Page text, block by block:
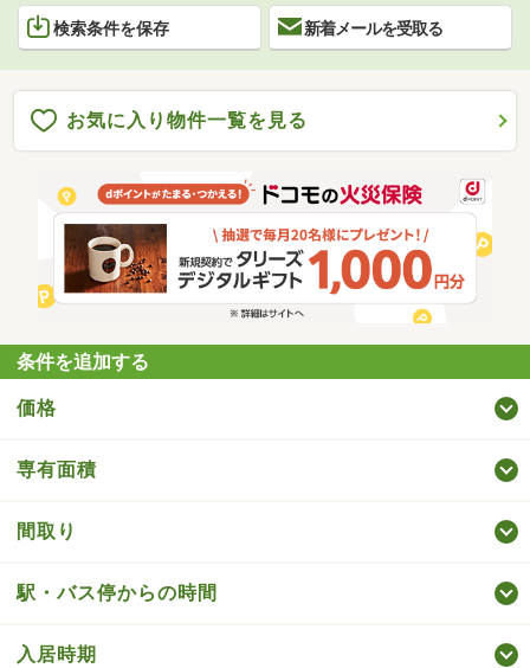
検索条件を保存 新着メールを受取る
お気に入り物件一覧を見る
条件を追加する
価格
専有面積
間取り
駅・バス停からの時間
入居時期